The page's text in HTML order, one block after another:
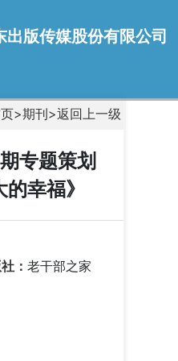
出版传媒股份有限公司
>期刊>返回上一级
专题策划
幸福》
： 老干部之家